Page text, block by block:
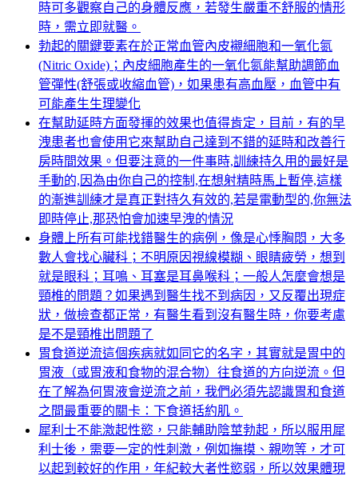
時可多觀察自己的身體反應，若發生嚴重不舒服的情形
時，需立即就醫。
勃起的關鍵要素在於正常血管內皮襯細胞和一氧化氮
(Nitric Oxide)；內皮細胞產生的一氧化氮能幫助調節血
管彈性(舒張或收縮血管)，如果患有高血壓，血管中有
可能產生生理變化
在幫助延時方面發揮的效果也值得肯定，目前，有的早
洩患者也會使用它來幫助自己達到不錯的延時和改善行
房時間效果。但要注意的一件事時,訓練持久用的最好是
手動的,因為由你自己的控制,在想射精時馬上暫停,這樣
的漸進訓練才是真正對持久有效的,若是電動型的,你無法
即時停止,那恐怕會加速早洩的情況
身體上所有可能找錯醫生的病例，像是心悸胸悶，大多
數人會找心臟科；不明原因視線模糊、眼睛疲勞，想到
就是眼科；耳鳴、耳塞是耳鼻喉科；一般人怎麼會想是
頸椎的問題？如果遇到醫生找不到病因，又反覆出現症
狀，做檢查都正常，有醫生看到沒有醫生時，你要考慮
是不是頸椎出問題了
胃食道逆流這個疾病就如同它的名字，其實就是胃中的
胃液（或胃液和食物的混合物）往食道的方向逆流。但
在了解為何胃液會逆流之前，我們必須先認識胃和食道
之間最重要的關卡：下食道括約肌。
犀利士不能激起性慾，只能輔助陰莖勃起，所以服用犀
利士後，需要一定的性刺激，例如撫摸、親吻等，才可
以起到較好的作用，年紀較大者性慾弱，所以效果體現